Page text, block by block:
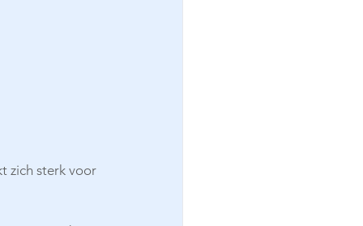
zich sterk voor